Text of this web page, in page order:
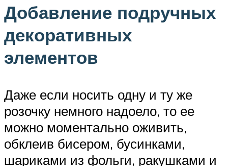
Добавление подручных
декоративных
элементов
Даже если носить одну и ту же
розочку немного надоело, то ее
можно моментально оживить,
обклеив бисером, бусинками,
шариками из фольги, ракушками и